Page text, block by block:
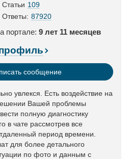
Статьи 109
Ответы: 87920
портале: 9 лет 11 месяцев
сообщение
увлекся. Есть воздействие на
Вашей проблемы
полную диагностику
в чате рассмотрев все
период времени.
для более детального
по фото и данным с